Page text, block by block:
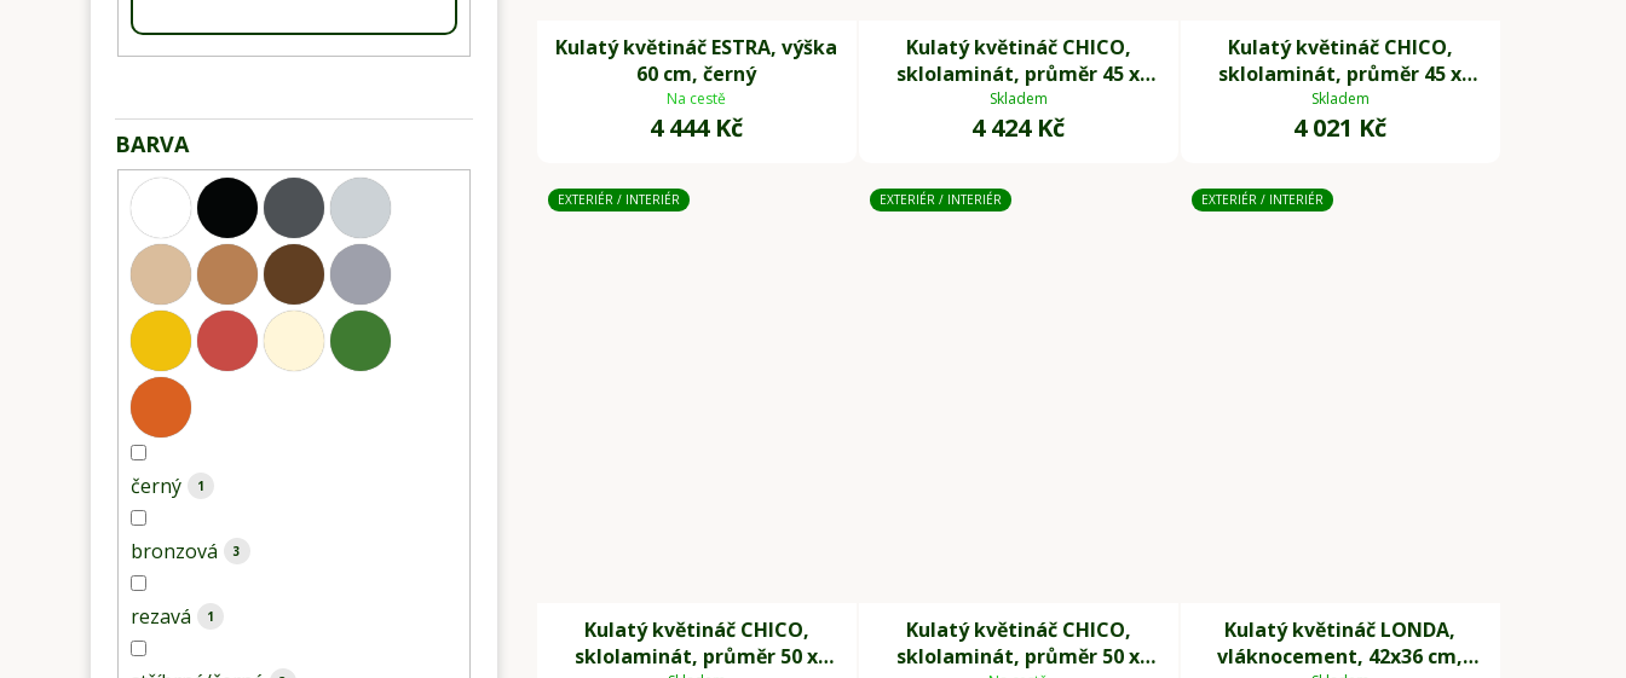
BARVA
černý 1
bronzová 3
rezavá 1
Kulatý květináč ESTRA, výška
60 cm, černý
Na cestě
4 444 Kč
Kulatý květináč CHICO,
sklolaminát, průměr 45 x
výška 50 cm, krémový
Skladem
4 424 Kč
Kulatý květináč CHICO,
sklolaminát, průměr 45 x
výška 50 cm, šedý
Skladem
4 021 Kč
EXTERIÉR / INTERIÉR
Kulatý květináč CHICO,
sklolaminát, průměr 50 x
EXTERIÉR / INTERIÉR
Kulatý květináč CHICO,
sklolaminát, průměr 50 x
EXTERIÉR / INTERIÉR
Kulatý květináč LONDA,
vláknocement, 42x36 cm,